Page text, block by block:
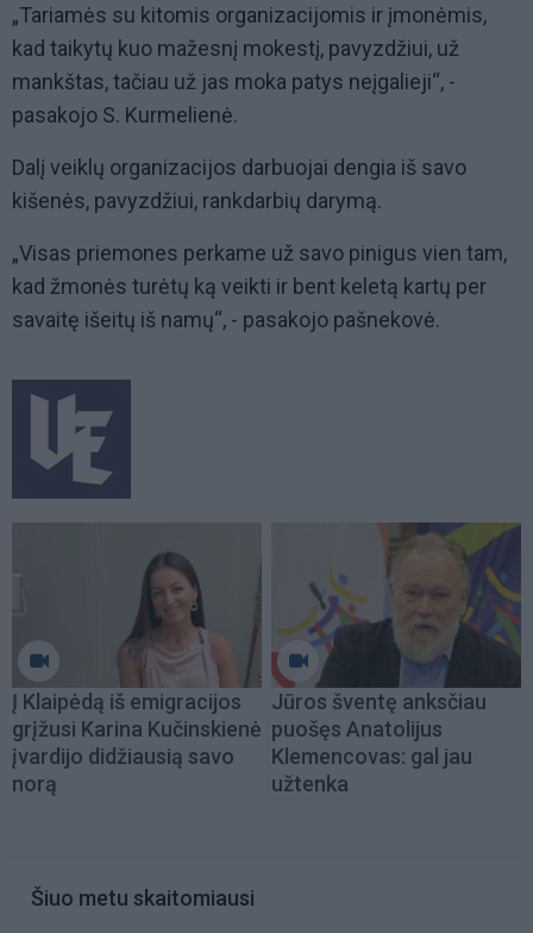
„Tariamės su kitomis organizacijomis ir įmonėmis,
kad taikytų kuo mažesnį mokestį, pavyzdžiui, už
mankštas, tačiau už jas moka patys neįgalieji“, -
pasakojo S. Kurmelienė.
Dalį veiklų organizacijos darbuojai dengia iš savo
kišenės, pavyzdžiui, rankdarbių darymą.
„Visas priemones perkame už savo pinigus vien tam,
kad žmonės turėtų ką veikti ir bent keletą kartų per
savaitę išeitų iš namų“, - pasakojo pašnekovė.
Į Klaipėdą iš emigracijos
grįžusi Karina Kučinskienė
įvardijo didžiausią savo
norą
Jūros šventę anksčiau
puošęs Anatolijus
Klemencovas: gal jau
užtenka
Šiuo metu skaitomiausi